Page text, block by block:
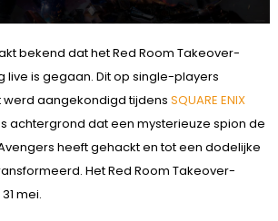
bekend dat het Red Room Takeover-
is gegaan. Dit op single-players
aangekondigd tijdens SQUARE ENIX
achtergrond dat een mysterieuze spion de
heeft gehackt en tot een dodelijke
Het Red Room Takeover-
mei.